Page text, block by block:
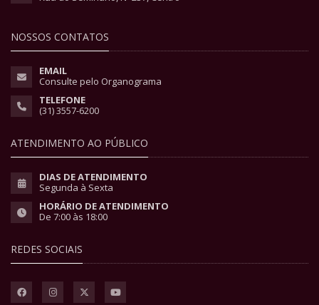
NOSSOS CONTATOS
EMAIL
Consulte pelo Organograma
TELEFONE
(31) 3557-6200
ATENDIMENTO AO PÚBLICO
DIAS DE ATENDIMENTO
Segunda à Sexta
HORÁRIO DE ATENDIMENTO
De 7:00 às 18:00
REDES SOCIAIS